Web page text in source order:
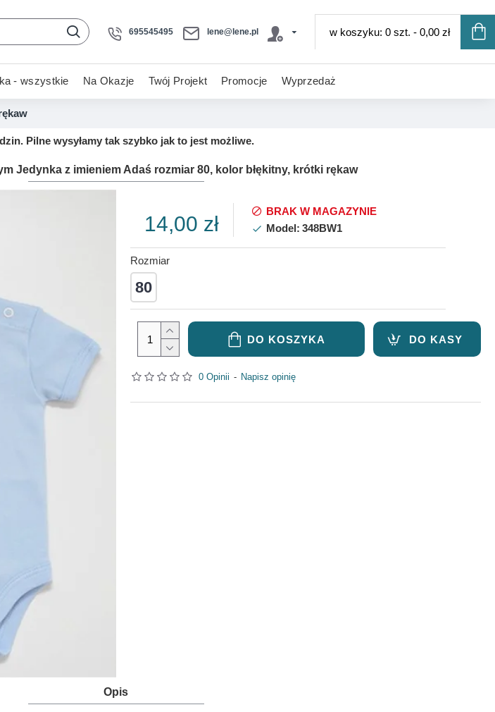
695545495 lene@lene.pl w koszyku: 0 szt. - 0,00 zł
- wszystkie Na Okazje Twój Projekt Promocje Wyprzedaż
Pilne wysyłamy tak szybko jak to jest możliwe.
Jedynka z imieniem Adaś rozmiar 80, kolor błękitny, krótki rękaw
0 Opinii - Napisz opinię
14,00 zł
BRAK W MAGAZYNIE
Model: 348BW1
Rozmiar
80
DO KOSZYKA DO KASY
Opis